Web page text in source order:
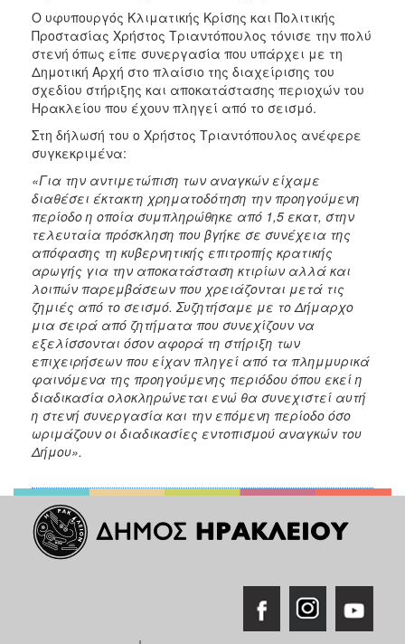
Ο υφυπουργός Κλιματικής Κρίσης και Πολιτικής
Προστασίας Χρήστος Τριαντόπουλος τόνισε την πολύ
στενή όπως είπε συνεργασία που υπάρχει με τη
Δημοτική Αρχή στο πλαίσιο της διαχείρισης του
σχεδίου στήριξης και αποκατάστασης περιοχών του
Ηρακλείου που έχουν πληγεί από το σεισμό.
Στη δήλωσή του ο Χρήστος Τριαντόπουλος ανέφερε
συγκεκριμένα:
«Για την αντιμετώπιση των αναγκών είχαμε
διαθέσει έκτακτη χρηματοδότηση την προηγούμενη
περίοδο η οποία συμπληρώθηκε από 1,5 εκατ, στην
τελευταία πρόσκληση που βγήκε σε συνέχεια της
απόφασης τη κυβερνητικής επιτροπής κρατικής
αρωγής για την αποκατάσταση κτιρίων αλλά και
λοιπών παρεμβάσεων που χρειάζονται μετά τις
ζημιές από το σεισμό. Συζητήσαμε με το Δήμαρχο
μια σειρά από ζητήματα που συνεχίζουν να
εξελίσσονται όσον αφορά τη στήριξη των
επιχειρήσεων που είχαν πληγεί από τα πλημμυρικά
φαινόμενα της προηγούμενης περιόδου όπου εκεί η
διαδικασία ολοκληρώνεται ενώ θα συνεχιστεί αυτή
η στενή συνεργασία και την επόμενη περίοδο όσο
ωριμάζουν οι διαδικασίες εντοπισμού αναγκών του
Δήμου».